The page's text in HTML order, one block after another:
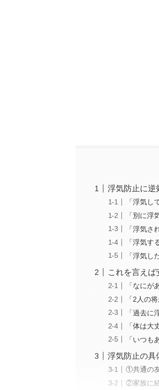
浮気防止に逆
「浮気し
「別に浮
「浮気さ
「浮気す
「浮気し
これを言えば
「なにが
「2人の
「過去に
「体は大
「いつも
浮気防止の具
①共通の
②家族に